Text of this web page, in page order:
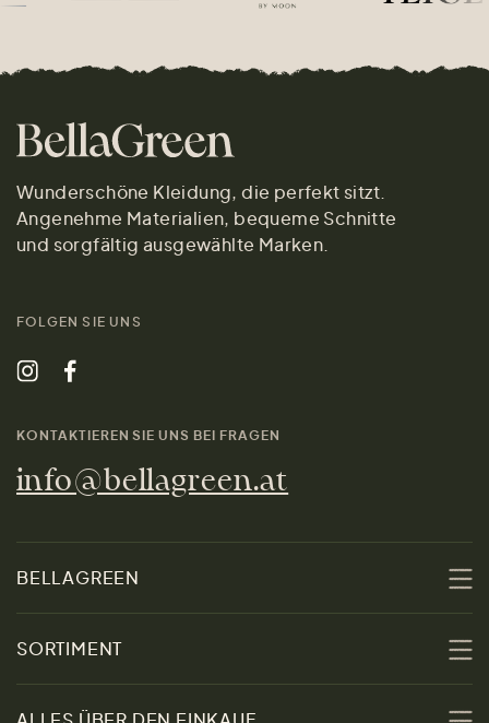
Wunderschöne Kleidung, die perfekt sitzt.
Angenehme Materialien, bequeme Schnitte
und sorgfältig ausgewählte Marken.
FOLGEN SIE UNS
KONTAKTIEREN SIE UNS BEI FRAGEN
info@bellagreen.at
BELLAGREEN
Über uns
Nachhaltigkeit
SORTIMENT
Sale